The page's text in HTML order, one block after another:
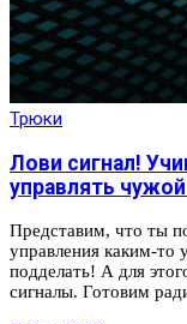
Трюки
Лови сигнал!
управлять
Представим, что ты
управления каким-то
подделать! А для
сигналы. Готовим